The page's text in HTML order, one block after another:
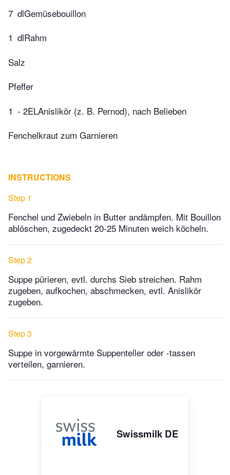
7 dlGemüsebouillon
1 dlRahm
Salz
Pfeffer
1 - 2ELAnislikör (z. B. Pernod), nach Belieben
Fenchelkraut zum Garnieren
INSTRUCTIONS
Step 1
Fenchel und Zwiebeln in Butter andämpfen. Mit Bouillon
ablöschen, zugedeckt 20-25 Minuten weich köcheln.
Step 2
Suppe pürieren, evtl. durchs Sieb streichen. Rahm
zugeben, aufkochen, abschmecken, evtl. Anislikör
zugeben.
Step 3
Suppe in vorgewärmte Suppenteller oder -tassen
verteilen, garnieren.
Swissmilk DE